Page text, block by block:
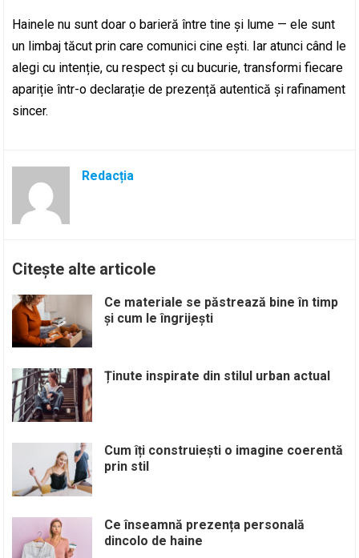
Hainele nu sunt doar o barieră între tine și lume — ele sunt
un limbaj tăcut prin care comunici cine ești. Iar atunci când le
alegi cu intenție, cu respect și cu bucurie, transformi fiecare
apariție într-o declarație de prezență autentică și rafinament
sincer.
Redacția
Citește alte articole
Ce materiale se păstrează bine în timp
și cum le îngrijești
Ținute inspirate din stilul urban actual
Cum îți construiești o imagine coerentă
prin stil
Ce înseamnă prezența personală
dincolo de haine